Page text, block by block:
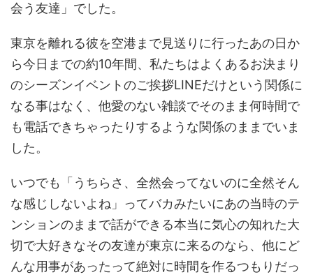
会う友達」でした。
東京を離れる彼を空港まで見送りに行ったあの日か
ら今日までの約10年間、私たちはよくあるお決まり
のシーズンイベントのご挨拶LINEだけという関係に
なる事はなく、他愛のない雑談でそのまま何時間で
も電話できちゃったりするような関係のままでいま
した。
いつでも「うちらさ、全然会ってないのに全然そん
な感じしないよね」ってバカみたいにあの当時のテ
ンションのままで話ができる本当に気心の知れた大
切で大好きなその友達が東京に来るのなら、他にど
んな用事があったって絶対に時間を作るつもりだっ